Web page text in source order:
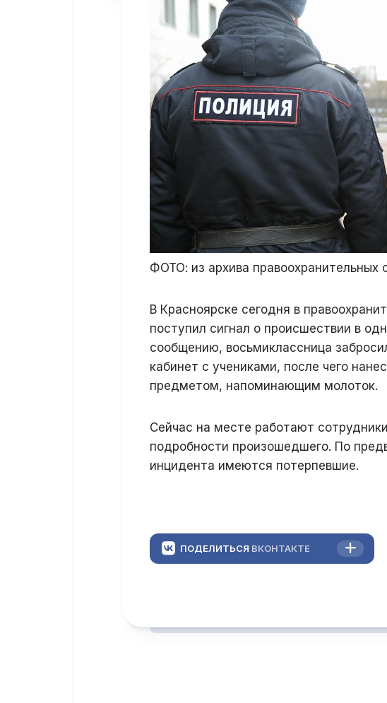
ФОТО: из архива правоохранительных
В Красноярске сегодня в
поступил сигнал о происшествии в
сообщению, восьмиклассница
кабинет с учениками, после чего
предметом, напоминающим молоток.
Сейчас на месте работают
подробности произошедшего. По
инцидента имеются потерпевшие.
ПОДЕЛИТЬСЯ ВКОНТАКТЕ